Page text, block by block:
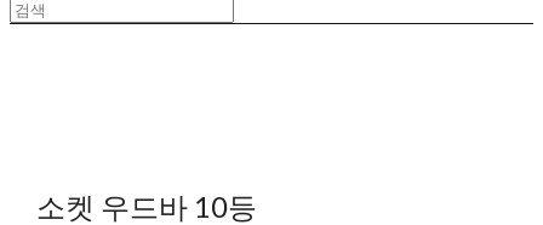
소켓 우드바 10등